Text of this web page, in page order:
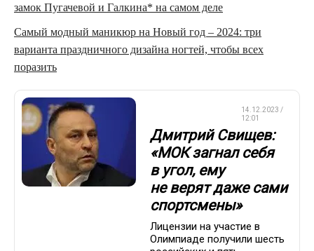
замок Пугачевой и Галкина* на самом деле
Самый модный маникюр на Новый год – 2024: три
варианта праздничного дизайна ногтей, чтобы всех
поразить
14.12.2023 /
12:01
Дмитрий Свищев:
«МОК загнал себя
в угол, ему
не верят даже сами
спортсмены»
Лицензии на участие в
Олимпиаде получили шесть